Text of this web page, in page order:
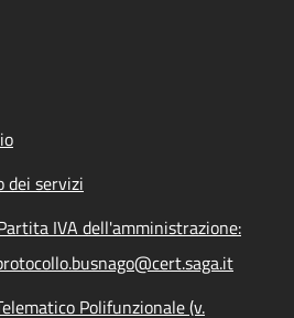
dei servizi
IVA dell'amministrazione:
Polifunzionale (v.